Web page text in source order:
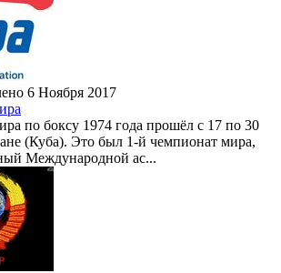
6 Ноября 2017
по боксу 1974 года прошёл с 17 по 30
(Куба). Это был 1-й чемпионат мира,
Международной ас...